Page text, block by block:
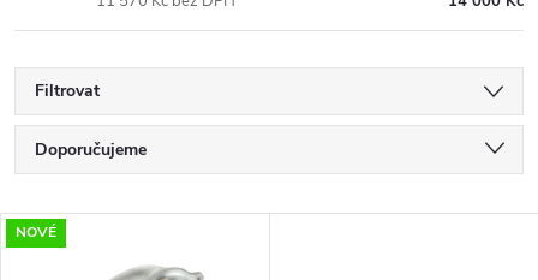
Filtrovat
Ř
a
Doporučujeme
Nejdražší
V
NOVÉ